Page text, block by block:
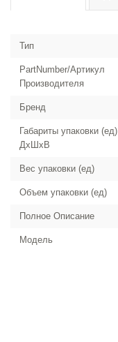
Тип
PartNumber/Артикул
Производителя
Бренд
Габариты упаковки (ед)
ДхШхВ
Вес упаковки (ед)
Объем упаковки (ед)
Полное Описание
Модель